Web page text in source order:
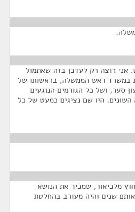
אני רוצה רק לעדכן בזה שאתמול
במשרד ראש הממשלה, בראשותו של
סער, ושל כל הגורמים הנוגעים
היו שם נציגים כמעט של כל
מלכיאור, שמכיר את הנושא
שנים והיה מעורב בהחלטת